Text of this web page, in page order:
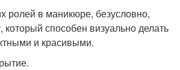
ролей в маникюре, безусловно,
который способен визуально делать
и красивыми.